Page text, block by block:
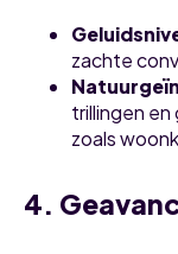
zachte
trillingen en
zoals
4.